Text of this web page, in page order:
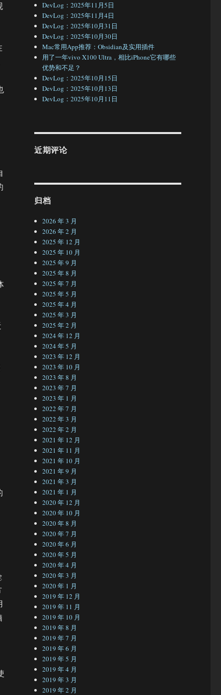
DevLog：2025年11月5日
DevLog：2025年11月4日
DevLog：2025年10月31日
DevLog：2025年10月30日
Mac常用App推荐：Obsidian及实用插件
用了一年vivo X100 Ultra，相比iPhone它有哪些
优势和不足？
DevLog：2025年10月15日
DevLog：2025年10月13日
DevLog：2025年10月11日
近期评论
归档
2026 年 3 月
2026 年 2 月
2025 年 12 月
2025 年 10 月
2025 年 9 月
2025 年 8 月
2025 年 7 月
2025 年 5 月
2025 年 4 月
2025 年 3 月
2025 年 2 月
2024 年 12 月
2024 年 5 月
2023 年 12 月
2023 年 10 月
2023 年 8 月
2023 年 7 月
2023 年 1 月
2022 年 7 月
2022 年 3 月
2022 年 2 月
2021 年 12 月
2021 年 11 月
2021 年 10 月
2021 年 9 月
2021 年 3 月
2021 年 1 月
2020 年 12 月
2020 年 10 月
2020 年 8 月
2020 年 7 月
2020 年 6 月
2020 年 5 月
2020 年 4 月
2020 年 3 月
2020 年 1 月
2019 年 12 月
2019 年 11 月
2019 年 10 月
2019 年 8 月
2019 年 7 月
2019 年 6 月
2019 年 5 月
2019 年 4 月
2019 年 3 月
2019 年 2 月